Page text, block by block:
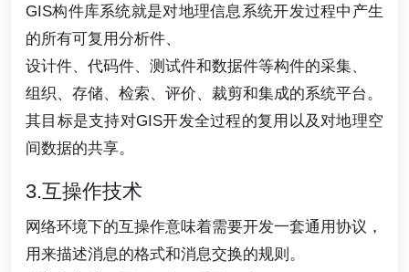
GIS构件库系统就是对地理信息系统开发过程中产生
的所有可复用分析件、
设计件、代码件、测试件和数据件等构件的采集、
组织、存储、检索、评价、裁剪和集成的系统平台。
其目标是支持对GIS开发全过程的复用以及对地理空
间数据的共享。
3.互操作技术
网络环境下的互操作意味着需要开发一套通用协议，
用来描述消息的格式和消息交换的规则。